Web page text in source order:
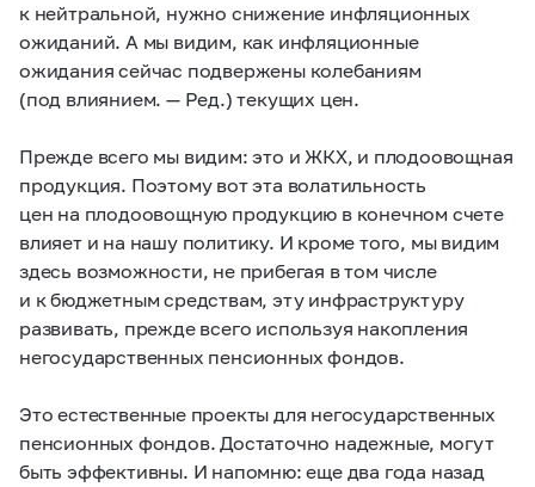
к нейтральной, нужно снижение инфляционных
ожиданий. А мы видим, как инфляционные
ожидания сейчас подвержены колебаниям
(под влиянием. — Ред.) текущих цен.
Прежде всего мы видим: это и ЖКХ, и плодоовощная
продукция. Поэтому вот эта волатильность
цен на плодоовощную продукцию в конечном счете
влияет и на нашу политику. И кроме того, мы видим
здесь возможности, не прибегая в том числе
и к бюджетным средствам, эту инфраструктуру
развивать, прежде всего используя накопления
негосударственных пенсионных фондов.
Это естественные проекты для негосударственных
пенсионных фондов. Достаточно надежные, могут
быть эффективны. И напомню: еще два года назад